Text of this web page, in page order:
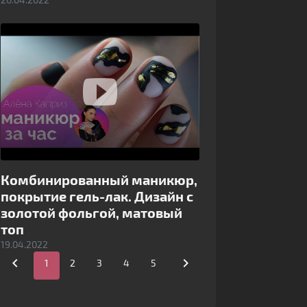
Комбинированный маникюр,
покрытие гель-лак. Дизайн с
золотой фольгой, матовый
топ
19.04.2022
 1 2 3 4 5 